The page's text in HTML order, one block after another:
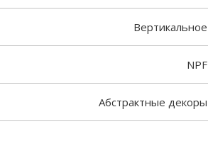
Вертикальное
NPF
Абстрактные декоры